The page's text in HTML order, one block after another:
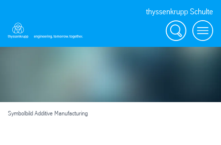
thyssenkrupp Schulte
Suche
Menü
Symbolbild Additive Manufacturing